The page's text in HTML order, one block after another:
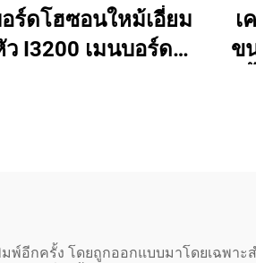
ร์ดโฮซอนใหม้เอี่ยม
I3200 เมนบอร์ด 2
เ
ข
อีกครั้ง โดยถูกออกแบบมาโดยเฉพาะ